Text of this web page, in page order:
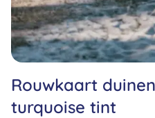
Rouwkaart
turquoise tint